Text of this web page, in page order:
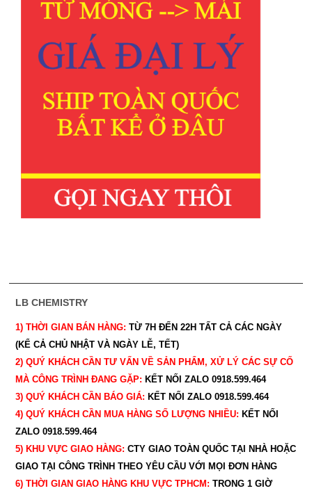
LB CHEMISTRY
1) THỜI GIAN BÁN HÀNG: TỪ 7H ĐẾN 22H TẤT CẢ CÁC NGÀY
(KỂ CẢ CHỦ NHẬT VÀ NGÀY LỄ, TẾT)
2) QUÝ KHÁCH CẦN TƯ VẤN VỀ SẢN PHẨM, XỬ LÝ CÁC SỰ CỐ
MÀ CÔNG TRÌNH ĐANG GẶP: KẾT NỐI ZALO 0918.599.464
3) QUÝ KHÁCH CẦN BÁO GIÁ: KẾT NỐI ZALO 0918.599.464
4) QUÝ KHÁCH CẦN MUA HÀNG SỐ LƯỢNG NHIỀU: KẾT NỐI
ZALO 0918.599.464
5) KHU VỰC GIAO HÀNG: CTY GIAO TOÀN QUỐC TẠI NHÀ HOẶC
GIAO TẠI CÔNG TRÌNH THEO YÊU CẦU VỚI MỌI ĐƠN HÀNG
6) THỜI GIAN GIAO HÀNG KHU VỰC TPHCM: TRONG 1 GIỜ